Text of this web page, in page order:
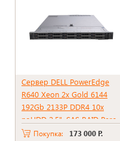
Сервер DELL PowerEdge
R640 Xeon 2x Gold 6144
192Gb 2133P DDR4 10x
noHDD 2.5", SAS RAID Perc
H730 mini, 2*PSU 750W
Покупка: 173 000 Р.